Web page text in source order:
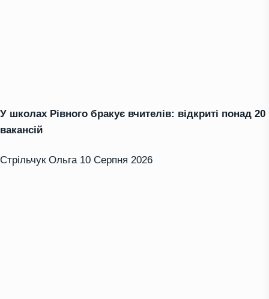
У школах Рівного бракує вчителів: відкриті понад 20
вакансій
Стрільчук Ольга 10 Серпня 2026